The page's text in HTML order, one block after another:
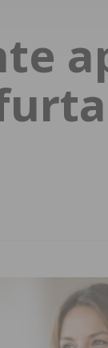
INICIAR
Perdeu a sua senha?